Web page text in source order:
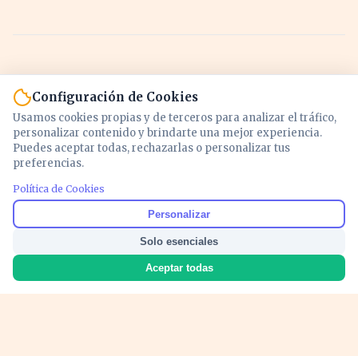
Noticias y análisis de economía, mercados,
inversión y política. Información actualizada
para entender lo que mueve tu dinero y tu
país.
Configuración de Cookies
Usamos cookies propias y de terceros para analizar el tráfico,
personalizar contenido y brindarte una mejor experiencia.
Puedes aceptar todas, rechazarlas o personalizar tus
preferencias.
Política de Cookies
Personalizar
Solo esenciales
Aceptar todas